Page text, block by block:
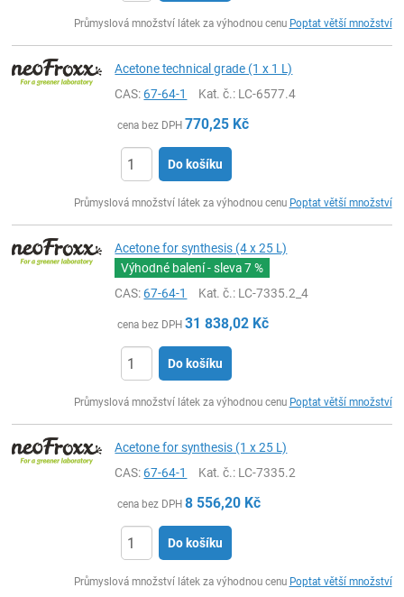
Průmyslová množství látek za výhodnou cenu Poptat větší množství
Acetone technical grade (1 x 1 L)
CAS:67-64-1 Kat. č.: LC-6577.4
cena bez DPH 770,25 Kč
Do košíku
Průmyslová množství látek za výhodnou cenu Poptat větší množství
Acetone for synthesis (4 x 25 L)
Výhodné balení - sleva7 %
CAS:67-64-1 Kat. č.: LC-7335.2_4
cena bez DPH 31 838,02 Kč
Do košíku
Průmyslová množství látek za výhodnou cenu Poptat větší množství
Acetone for synthesis (1 x 25 L)
CAS:67-64-1 Kat. č.: LC-7335.2
cena bez DPH 8 556,20 Kč
Do košíku
Průmyslová množství látek za výhodnou cenu Poptat větší množství